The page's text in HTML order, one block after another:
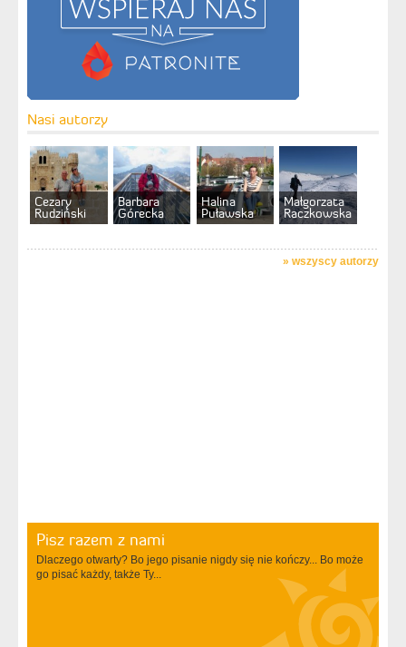
Nasi autorzy
Cezary
Rudziński
Barbara
Górecka
Halina
Puławska
Małgorzata
Raczkowska
» wszyscy autorzy
Pisz razem z nami
Dlaczego otwarty? Bo jego pisanie nigdy się nie kończy... Bo może
go pisać każdy, także Ty...